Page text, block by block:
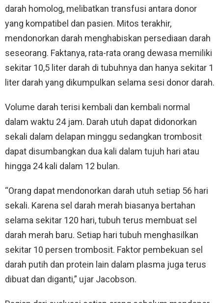
darah homolog, melibatkan transfusi antara donor
yang kompatibel dan pasien. Mitos terakhir,
mendonorkan darah menghabiskan persediaan darah
seseorang. Faktanya, rata-rata orang dewasa memiliki
sekitar 10,5 liter darah di tubuhnya dan hanya sekitar 1
liter darah yang dikumpulkan selama sesi donor darah.
Volume darah terisi kembali dan kembali normal
dalam waktu 24 jam. Darah utuh dapat didonorkan
sekali dalam delapan minggu sedangkan trombosit
dapat disumbangkan dua kali dalam tujuh hari atau
hingga 24 kali dalam 12 bulan.
“Orang dapat mendonorkan darah utuh setiap 56 hari
sekali. Karena sel darah merah biasanya bertahan
selama sekitar 120 hari, tubuh terus membuat sel
darah merah baru. Setiap hari tubuh menghasilkan
sekitar 10 persen trombosit. Faktor pembekuan sel
darah putih dan protein lain dalam plasma juga terus
dibuat dan diganti,” ujar Jacobson.